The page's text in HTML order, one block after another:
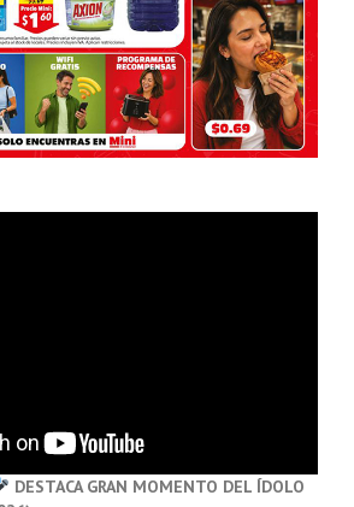
DESTACA GRAN MOMENTO DEL ÍDOLO